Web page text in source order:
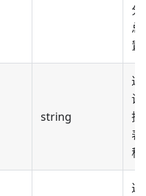
分
总
置
string
返
设
据
表
称
返